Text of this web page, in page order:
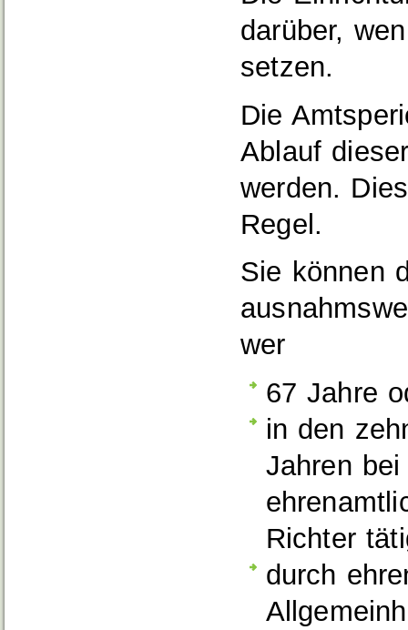
darüber,
setzen.
Die
Ablauf
werden.
Regel.
Sie können
wer
67 Jahre
in den
Jahren
Richter
durch